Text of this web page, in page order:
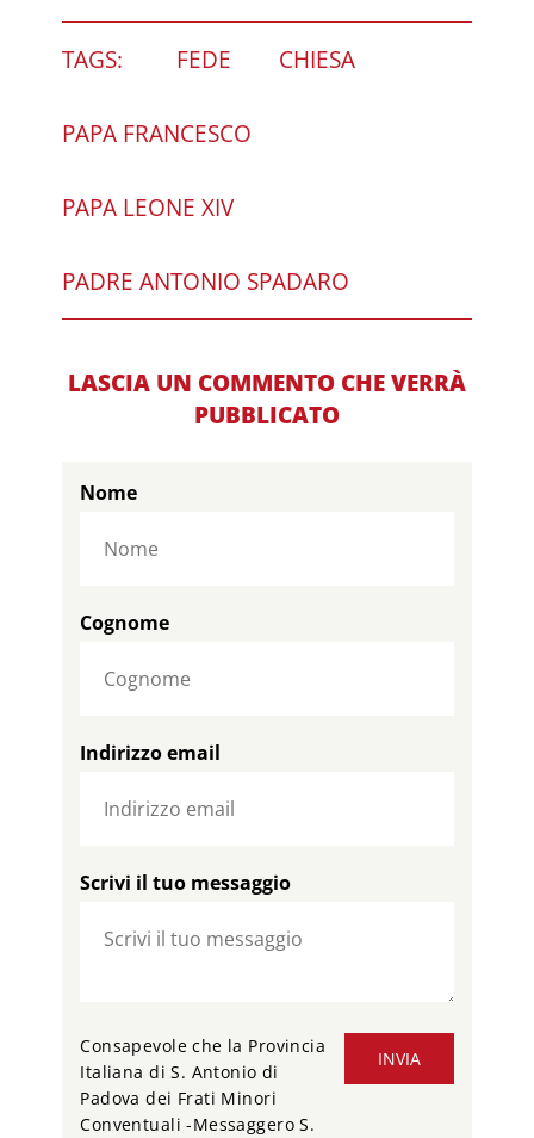
TAGS: FEDE CHIESA
PAPA FRANCESCO
PAPA LEONE XIV
PADRE ANTONIO SPADARO
LASCIA UN COMMENTO CHE VERRÀ
PUBBLICATO
Nome
Cognome
Indirizzo email
Scrivi il tuo messaggio
INVIA
Consapevole che la Provincia
Italiana di S. Antonio di
Padova dei Frati Minori
Conventuali -Messaggero S.